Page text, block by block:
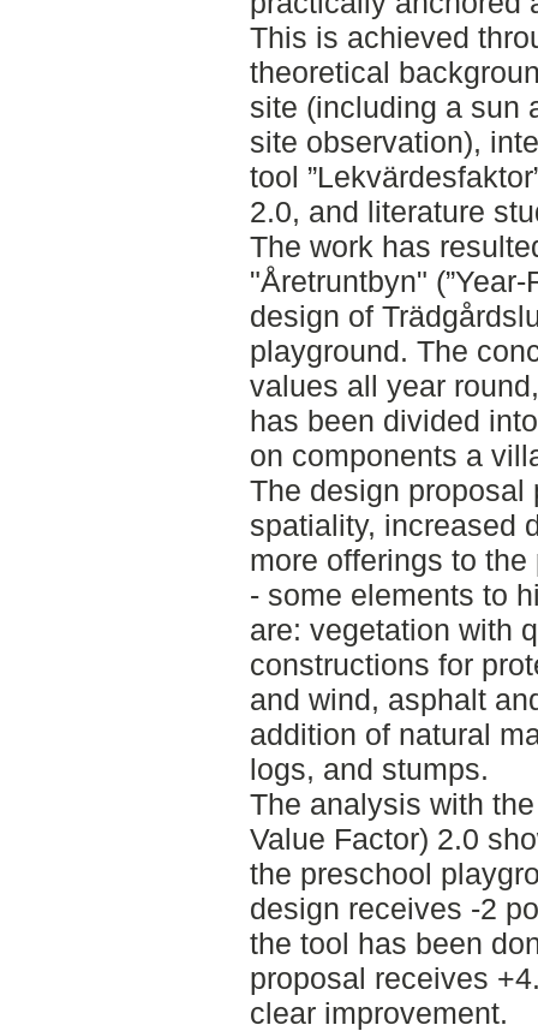
This is achieved
theoretical
site (including a sun
site observation),
tool
2.0, and literature
The work has
"Åretruntbyn"
design of
playground. The
values all year
has been divided
on components a
The design proposal
spatiality, increased
more offerings to
- some elements to
are: vegetation with
constructions for
and wind, asphalt
addition of natural
logs, and stumps.
The analysis with
Value Factor) 2.0
the preschool
design receives -2
the tool has been
proposal receives
clear improvement.